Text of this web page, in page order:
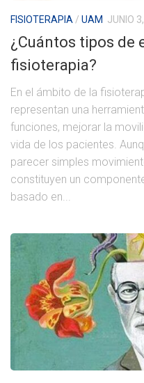
FISIOTERAPIA / UAM JUNIO
¿Cuántos tipos de
fisioterapia?
En el ámbito de la
representan una
funciones, mejorar la
vida de los pacientes.
parecer simples
constituyen un
basado en...